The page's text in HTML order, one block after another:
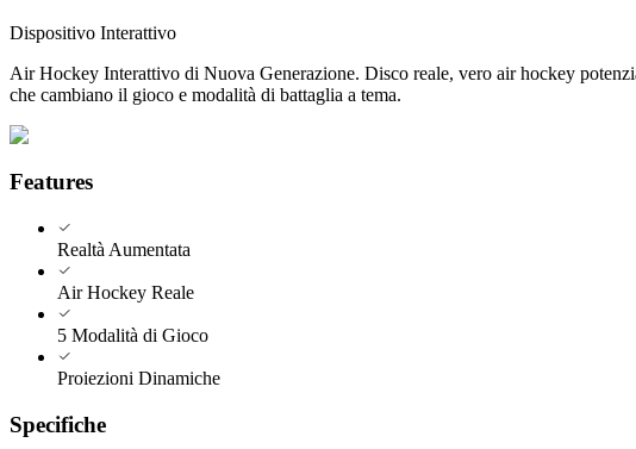
Dispositivo Interattivo
Air Hockey Interattivo di Nuova Generazione. Disco reale, vero air hockey
che cambiano il gioco e modalità di battaglia a tema.
Features
Realtà Aumentata
Air Hockey Reale
5 Modalità di Gioco
Proiezioni Dinamiche
Specifiche